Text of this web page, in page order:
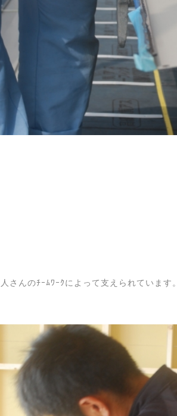
さんのﾁｰﾑﾜｰｸによって支えられています。